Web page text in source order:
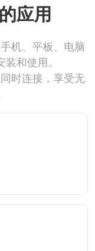
应用
机、平板、电脑
和使用。
时连接，享受无